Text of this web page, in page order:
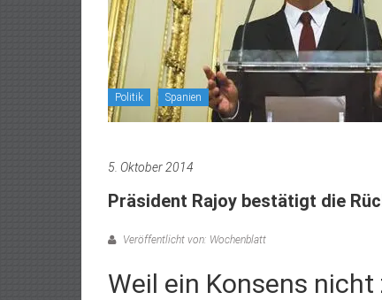
Politik Spanien
5. Oktober 2014
Präsident Rajoy bestätigt die
Veröffentlicht von: Wochenblatt
Weil ein Konsens